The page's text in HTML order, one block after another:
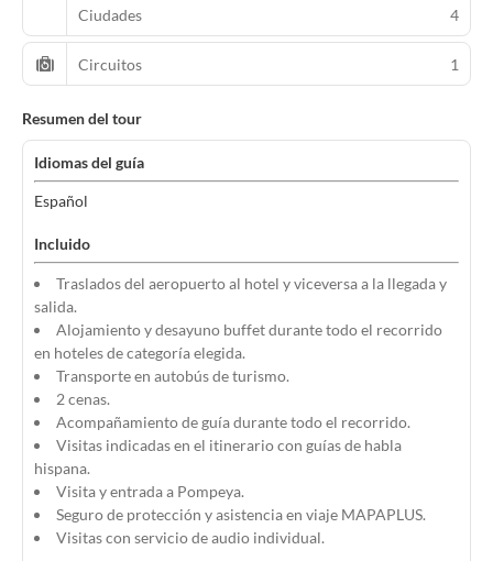
Ciudades 4
Circuitos 1
Resumen del tour
Idiomas del guía
Español
Incluido
Traslados del aeropuerto al hotel y viceversa a la llegada y
salida.
Alojamiento y desayuno buffet durante todo el recorrido
en hoteles de categoría elegida.
Transporte en autobús de turismo.
2 cenas.
Acompañamiento de guía durante todo el recorrido.
Visitas indicadas en el itinerario con guías de habla
hispana.
Visita y entrada a Pompeya.
Seguro de protección y asistencia en viaje MAPAPLUS.
Visitas con servicio de audio individual.